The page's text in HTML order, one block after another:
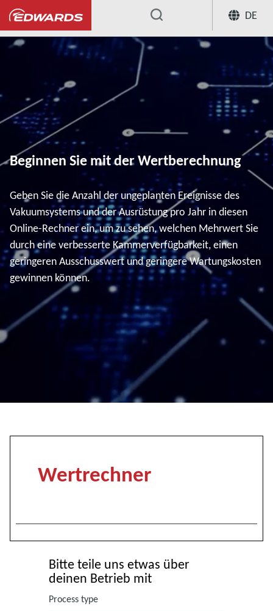
DE
...
Beginnen Sie mit der Wertberechnung
Geben Sie die Anzahl der ungeplanten Ereignisse des
Vakuumsystems und der Ausrüstung pro Jahr in diesen
Online-Rechner ein, um zu sehen, welchen Mehrwert Sie
durch eine verbesserte Kammerverfügbarkeit, einen
geringeren Ausschusswert und geringere Wartungskosten
gewinnen können.
Wertrechner
Bitte teile uns etwas über
deinen Betrieb mit
Process type